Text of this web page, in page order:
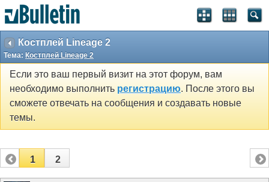
Костплей Lineage 2
Тема: Костплей Lineage 2
Если это ваш первый визит на этот форум, вам
необходимо выполнить регистрацию. После этого вы
сможете отвечать на сообщения и создавать новые
темы.
1 2